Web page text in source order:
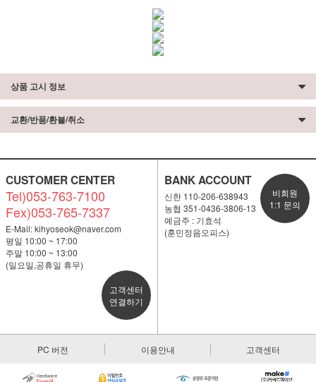
상품 고시 정보
교환/반품/환불/취소
CUSTOMER CENTER
Tel)053-763-7100
Fex)053-765-7337
E-Mail:kihyoseok@naver.com
평일 10:00 ~ 17:00
주말 10:00 ~ 13:00
(일요일,공휴일 휴무)
고객센터
연결하기
BANK ACCOUNT
신한 110-206-638943
농협 351-0436-3806-13
예금주 : 기효석
(훈민정음오피스)
비회원
1:1 문의
PC 버전 이용안내 고객센터